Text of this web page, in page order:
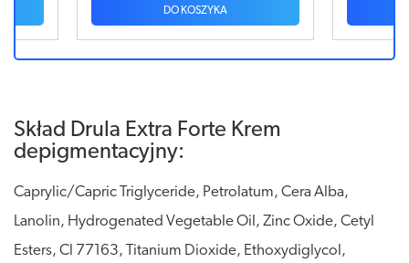
DO KOSZYKA
Skład Drula Extra Forte Krem
depigmentacyjny:
Caprylic/Capric Triglyceride, Petrolatum, Cera Alba,
Lanolin, Hydrogenated Vegetable Oil, Zinc Oxide, Cetyl
Esters, Cl 77163, Titanium Dioxide, Ethoxydiglycol,